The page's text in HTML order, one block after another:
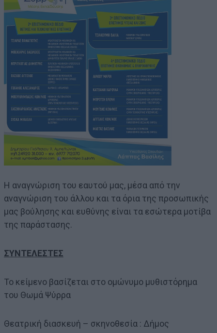
Η αναγνώριση του εαυτού μας, μέσα από την
αναγνώριση του άλλου και τα όρια της προσωπικής
μας βούλησης και ευθύνης είναι τα εσώτερα μοτίβα
της παράστασης.
ΣΥΝΤΕΛΕΣΤΕΣ
Το κείμενο βασίζεται στο ομώνυμο μυθιστόρημα
του Θωμά Ψύρρα
Θεατρική διασκευή – σκηνοθεσία : Δήμος